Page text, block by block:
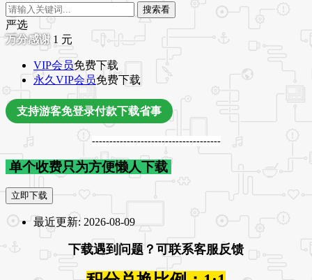
搜索看
严选
1 元
VIP会员免费下载
永久VIP会员免费下载
支持游客免登录付款下载省事
-------------------------------------
单个收费只为方便懒人下载
立即下载
最近更新: 2026-08-09
下载遇到问题？可联系客服反馈